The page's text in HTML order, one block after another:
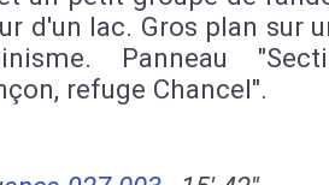
d'un lac. Gros plan sur
Panneau
refuge Chancel".